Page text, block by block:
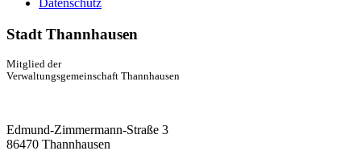
Datenschutz
Stadt Thannhausen
Mitglied der
Verwaltungsgemeinschaft Thannhausen
Edmund-Zimmermann-Straße 3
86470 Thannhausen